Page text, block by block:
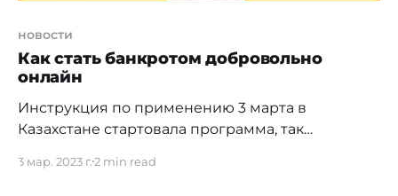
новости
Кaк стaть бaнкротом добровольно
онлайн
Инструкция по применению 3 марта в
Казахстане стартовала программа, так
о Законе "О восстановлении
3 мар. 2023 г.2 min read